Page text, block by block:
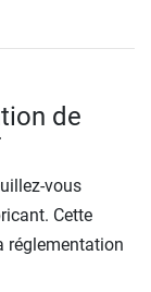
de
vous
Cette
réglementation